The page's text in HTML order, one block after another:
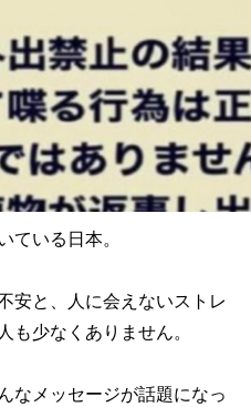
ている日本。
安と、人に会えないストレ
も少なくありません。
なメッセージが話題になっ